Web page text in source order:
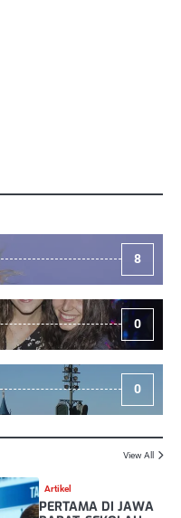
8
0
0
View All
Artikel
PERTAMA DI JAWA